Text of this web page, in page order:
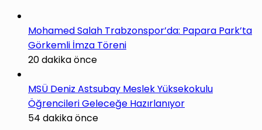
Mohamed Salah Trabzonspor’da: Papara Park’ta
Görkemli İmza Töreni
20 dakika önce
MSÜ Deniz Astsubay Meslek Yüksekokulu
Öğrencileri Geleceğe Hazırlanıyor
54 dakika önce